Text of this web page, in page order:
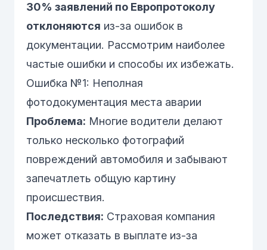
30% заявлений по Европротоколу
отклоняются из-за ошибок в
документации. Рассмотрим наиболее
частые ошибки и способы их избежать.
Ошибка №1: Неполная
фотодокументация места аварии
Проблема: Многие водители делают
только несколько фотографий
повреждений автомобиля и забывают
запечатлеть общую картину
происшествия.
Последствия: Страховая компания
может отказать в выплате из-за